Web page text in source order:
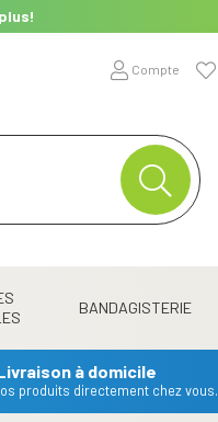
Compte
BANDAGISTERIE
à domicile
produits directement chez vous.